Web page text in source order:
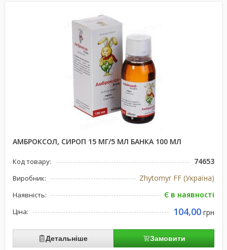
АМБРОКСОЛ, СИРОП 15 МГ/5 МЛ БАНКА 100 МЛ
Код товару: 74653
Виробник: Zhytomyr FF (Україна)
Наявність: Є в наявності
Ціна: 104,00 грн
Детальніше Замовити